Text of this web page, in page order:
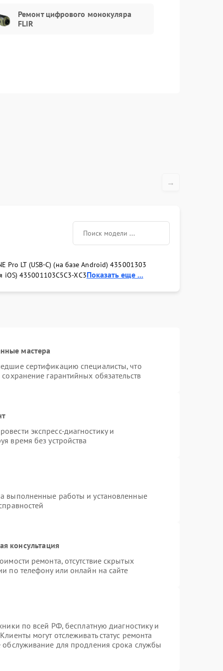
750 рублей Заказать
Ремонт цифрового монокуляра
FLIR
→
Pro LT (USB-C) (на базе Android) 435001303
iOS) 435001103С5С3-ХС3Показать еще ...
мастера
сертификацию специалисты, что
гарантийных обязательств
экспресс-диагностику и
время без устройства
выполненные работы и установленные
консультация
ремонта, отсутствие скрытых
по телефону или онлайн на сайте
по всей РФ, бесплатную диагностику и
могут отслеживать статус ремонта
обслуживание для продления срока службы